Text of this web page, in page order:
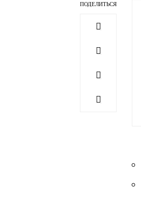
ПОДЕЛИТЬСЯ